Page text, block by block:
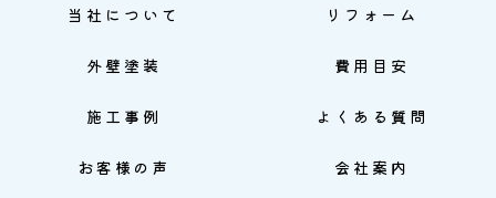
当社について リフォーム
外壁塗装 費用目安
施工事例 よくある質問
お客様の声 会社案内